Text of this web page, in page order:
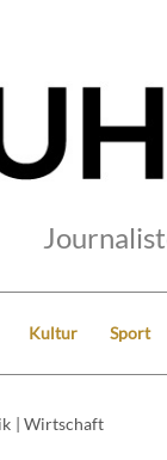
Kultur Sport
| Wirtschaft